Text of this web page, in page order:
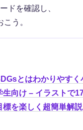
を確認し、
う。
とはわかりやすく
生向け – イラストで
標を楽しく超簡単解説